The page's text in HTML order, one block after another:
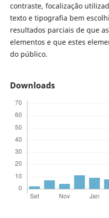
contraste, focalização
texto e tipografia bem
resultados parciais de que
elementos e que estes
do público.
Downloads